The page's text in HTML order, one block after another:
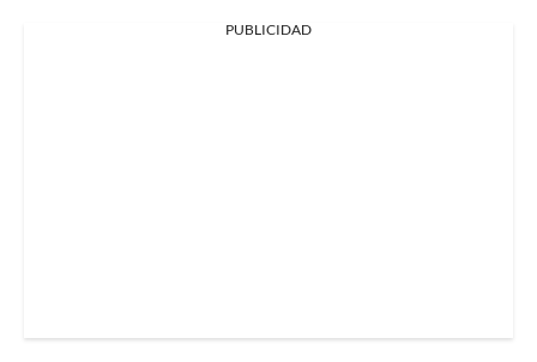
PUBLICIDAD